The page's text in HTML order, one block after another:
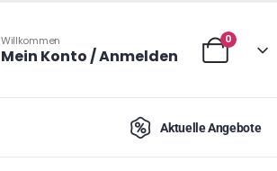
Willkommen
Mein Konto / Anmelden
0
Aktuelle Angebote